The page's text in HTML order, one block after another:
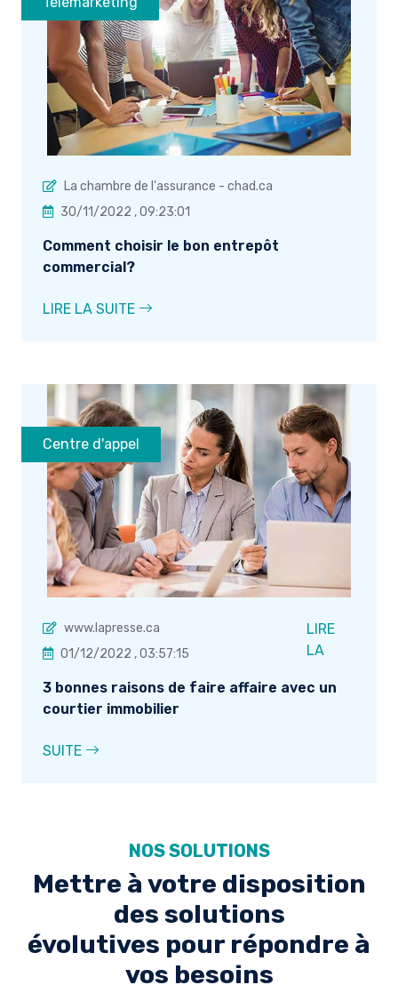
La chambre de l'assurance - chad.ca
30/11/2022 , 09:23:01
Comment choisir le bon entrepôt
commercial?
LIRE LA SUITE
Centre d'appel
www.lapresse.ca
01/12/2022 , 03:57:15
3 bonnes raisons de faire affaire avec un
courtier immobilier
LIRE
LA
SUITE
NOS SOLUTIONS
Mettre à votre disposition
des solutions
évolutives pour répondre à
vos besoins